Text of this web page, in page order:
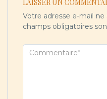
LAISSER UN
Votre adresse e-mail ne
champs obligatoires